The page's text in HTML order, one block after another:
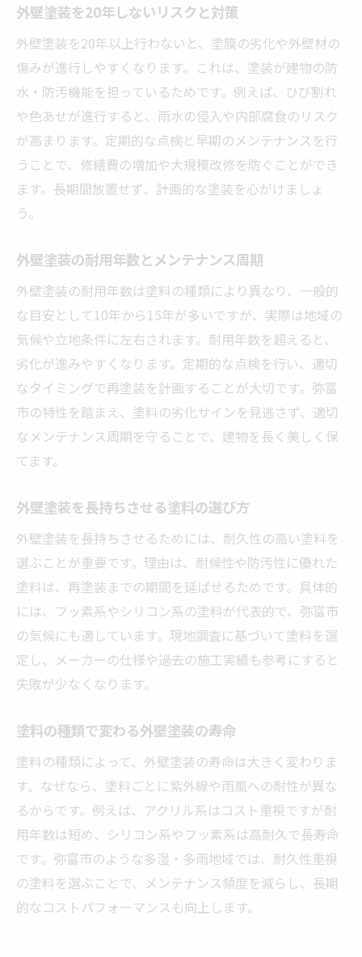
外壁塗装を20年しないリスクと対策
外壁塗装を20年以上行わないと、塗膜の劣化や外壁材の
傷みが進行しやすくなります。これは、塗装が建物の防
水・防汚機能を担っているためです。例えば、ひび割れ
や色あせが進行すると、雨水の侵入や内部腐食のリスク
が高まります。定期的な点検と早期のメンテナンスを行
うことで、修繕費の増加や大規模改修を防ぐことができ
ます。長期間放置せず、計画的な塗装を心がけましょ
う。
外壁塗装の耐用年数とメンテナンス周期
外壁塗装の耐用年数は塗料の種類により異なり、一般的
な目安として10年から15年が多いですが、実際は地域の
気候や立地条件に左右されます。耐用年数を超えると、
劣化が進みやすくなります。定期的な点検を行い、適切
なタイミングで再塗装を計画することが大切です。弥富
市の特性を踏まえ、塗料の劣化サインを見逃さず、適切
なメンテナンス周期を守ることで、建物を長く美しく保
てます。
外壁塗装を長持ちさせる塗料の選び方
外壁塗装を長持ちさせるためには、耐久性の高い塗料を
選ぶことが重要です。理由は、耐候性や防汚性に優れた
塗料は、再塗装までの期間を延ばせるためです。具体的
には、フッ素系やシリコン系の塗料が代表的で、弥富市
の気候にも適しています。現地調査に基づいて塗料を選
定し、メーカーの仕様や過去の施工実績も参考にすると
失敗が少なくなります。
塗料の種類で変わる外壁塗装の寿命
塗料の種類によって、外壁塗装の寿命は大きく変わりま
す。なぜなら、塗料ごとに紫外線や雨風への耐性が異な
るからです。例えば、アクリル系はコスト重視ですが耐
用年数は短め、シリコン系やフッ素系は高耐久で長寿命
です。弥富市のような多湿・多雨地域では、耐久性重視
の塗料を選ぶことで、メンテナンス頻度を減らし、長期
的なコストパフォーマンスも向上します。